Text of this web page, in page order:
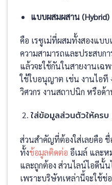
แบบผสมผสาน (Hybrid)
คือ เรซูเม่ที่ผสมทั้งสองแบ
ความสามารถและประสบก
แล้วจะใช้กันในสายงานเฉ
ใช้ใบอนุญาต เช่น งานไอที
วิศวกร งานสถาปนิก หรือด้
ใส่ข้อมูลส่วนตัวให้ครบ
ส่วนสำคัญที่ต้องใส่เลยคือ
ทั้งข้อมูลติดต่อ อีเมล์ และห
และถูกต้อง ส่วนไลน์ไอดีนั้
เพราะบริษัทเหล่านี้จะใช้ช่